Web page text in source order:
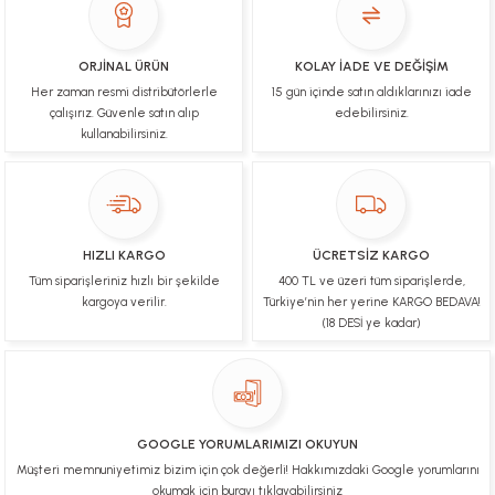
Çok hızlı bir şekilde tarafıma gönderildi Ürün
paketleme çok güzeldi Hediye için de Ayriyeten
Teşekkür ederim fiyatta gayet uygun
Orijinal ürün gönderdiğine inandığım bir firma ve
ORJİNAL ÜRÜN
Her zaman resmi distribütörlerle
çalışırız. Güvenle satın alıp
kullanabilirsiniz.
KOLAY İADE VE DEĞİŞİM
15 gün içinde satın aldıklarınızı iade
edebilirsiniz.
HIZLI KARGO
Tüm siparişleriniz hızlı bir şekilde
kargoya verilir.
ÜCRETSİZ KARGO
400 TL ve üzeri tüm siparişlerde,
Türkiye’nin her yerine KARGO BEDAVA!
(18 DESİ ye kadar)
GOOGLE YORUMLARIMIZI OKUYUN
Müşteri memnuniyetimiz bizim için çok değerli! Hakkımızdaki Google yorumlarını
okumak için burayı tıklayabilirsiniz